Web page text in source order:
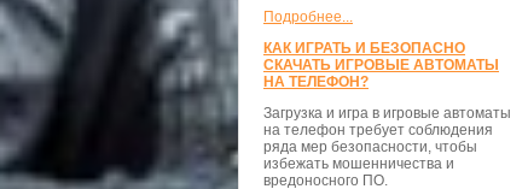
Подробнее...
КАК ИГРАТЬ И БЕЗОПАСНО
СКАЧАТЬ ИГРОВЫЕ АВТОМАТЫ
НА ТЕЛЕФОН?
Загрузка и игра в игровые автоматы
на телефон требует соблюдения
ряда мер безопасности, чтобы
избежать мошенничества и
вредоносного ПО.